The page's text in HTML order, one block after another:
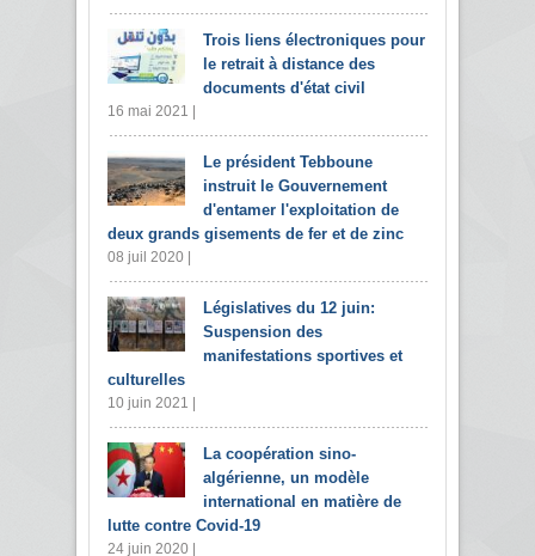
Trois liens électroniques pour
le retrait à distance des
documents d'état civil
16 mai 2021 |
Le président Tebboune
instruit le Gouvernement
d'entamer l'exploitation de
deux grands gisements de fer et de zinc
08 juil 2020 |
Législatives du 12 juin:
Suspension des
manifestations sportives et
culturelles
10 juin 2021 |
La coopération sino-
algérienne, un modèle
international en matière de
lutte contre Covid-19
24 juin 2020 |